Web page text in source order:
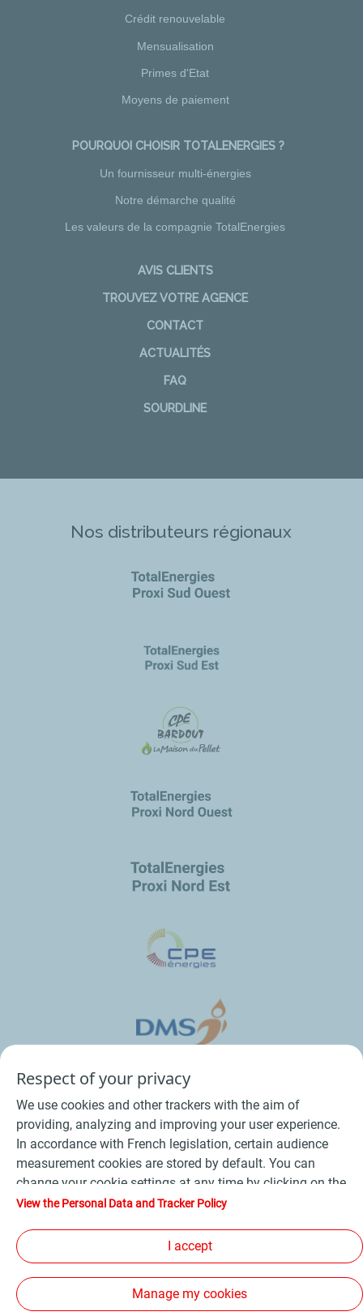
Crédit renouvelable
Mensualisation
Primes d'Etat
Moyens de paiement
POURQUOI CHOISIR TOTALENERGIES ?
Un fournisseur multi-énergies
Notre démarche qualité
Les valeurs de la compagnie TotalEnergies
AVIS CLIENTS
TROUVEZ VOTRE AGENCE
CONTACT
ACTUALITÉS
FAQ
SOURDLINE
Nos distributeurs régionaux
Conditions Générales de Vente Bois
Conditions Générales d’Utilisation
Cookies - Plan du site -
Les sites de la compagnie TotalEnergies
Respect of your privacy
We use cookies and other trackers with the aim of
providing, analyzing and improving your user experience.
In accordance with French legislation, certain audience
measurement cookies are stored by default. You can
change your cookie settings at any time by clicking on the
"Manage my cookies" button. By clicking on the "Accept"
device. If you click on "Decline", only the technical cookies
required for the site to function correctly will be used. For
more information, refer to the "Personal Data and Tracker
Policy" page.
View the Personal Data and Tracker Policy
I accept
Manage my cookies